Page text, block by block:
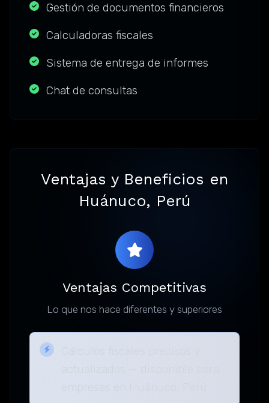
Gestión de documentos financieros
Calculadoras fiscales
Sistema de entrega de informes
Chat de consultas
Ventajas y Beneficios en
Huánuco, Perú
Ventajas Competitivas
Lo que nos hace diferentes y superiores